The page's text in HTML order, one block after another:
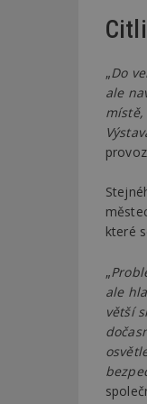
„Do
ale
místě,
které
„
ale
větší